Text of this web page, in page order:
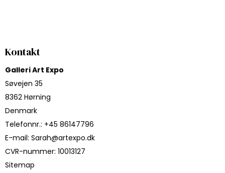
Kontakt
Galleri Art Expo
Søvejen 35
8362 Hørning
Denmark
Telefonnr.: +45 86147796
E-mail: Sarah@artexpo.dk
CVR-nummer: 10013127
Sitemap